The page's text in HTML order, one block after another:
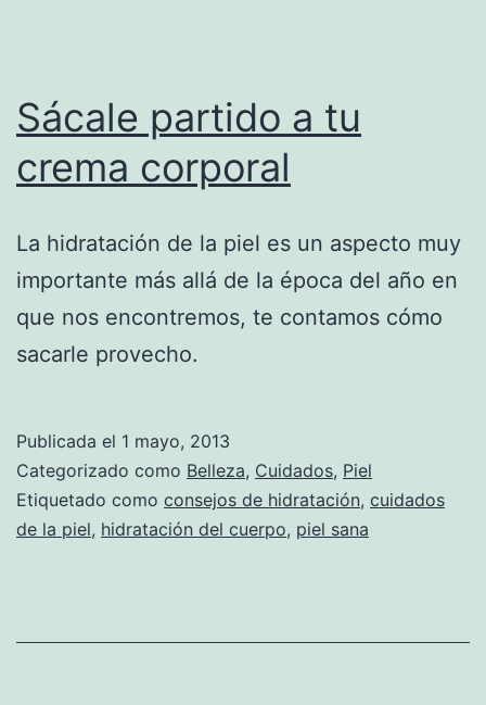
Sácale partido a tu
crema corporal
La hidratación de la piel es un aspecto muy
importante más allá de la época del año en
que nos encontremos, te contamos cómo
sacarle provecho.
Publicada el 1 mayo, 2013
Categorizado como Belleza, Cuidados, Piel
Etiquetado como consejos de hidratación, cuidados
de la piel, hidratación del cuerpo, piel sana